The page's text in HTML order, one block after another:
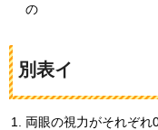
の
別表イ
両眼の視力がそれぞ